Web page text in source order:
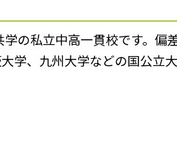
の私立中高一貫校です。偏
学、九州大学などの国公立